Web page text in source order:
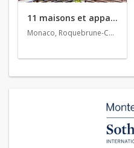
11 maisons et appartements en vente
Monaco, Roquebrune-Cap-Martin, Cannes